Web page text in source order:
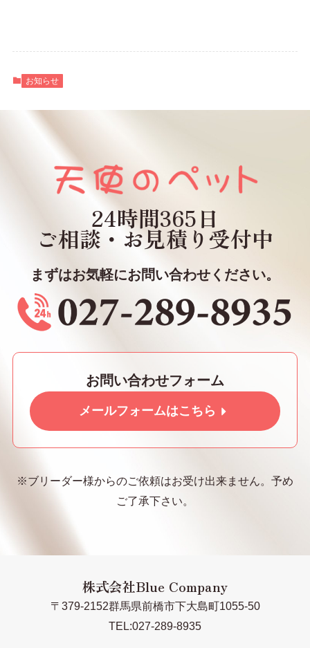
お知らせ
24時間365日
ご相談・お見積り受付中
まずはお気軽にお問い合わせください。
お問い合わせフォーム
メールフォームはこちら
※ブリーダー様からのご依頼はお受け出来ません。予め
ご了承下さい。
株式会社Blue Company
〒379-2152群馬県前橋市下大島町1055-50
TEL:027-289-8935